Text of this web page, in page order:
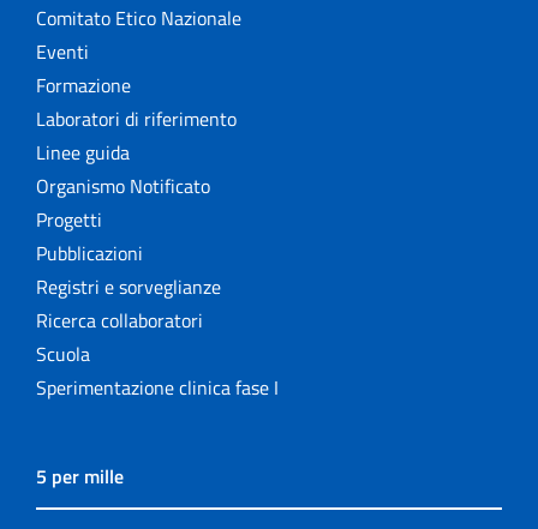
Comitato Etico Nazionale
Eventi
Formazione
Laboratori di riferimento
Linee guida
Organismo Notificato
Progetti
Pubblicazioni
Registri e sorveglianze
Ricerca collaboratori
Scuola
Sperimentazione clinica fase I
5 per mille